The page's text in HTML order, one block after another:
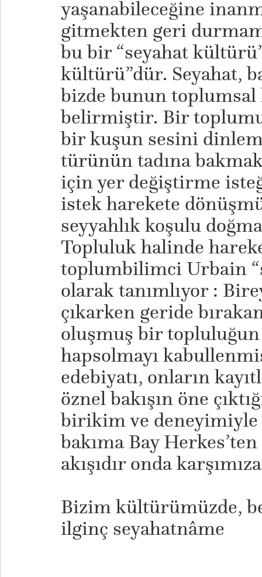
yaşanabileceğine
gitmekten geri
bu bir “seyahat
kültürü”dür. Seyahat,
bizde bunun toplumsal
belirmiştir. Bir
bir kuşun sesini
türünün tadına
için yer değiştirme
istek harekete
seyyahlık koşulu
Topluluk halinde
toplumbilimci Urbain
olarak tanımlıyor :
çıkarken geride
oluşmuş bir
hapsolmayı
edebiyatı, onların
öznel bakışın öne
birikim ve deneyimiyle
bakıma Bay Herkes’ten
akışıdır onda
Bizim kültürümüzde,
ilginç seyahatnâme